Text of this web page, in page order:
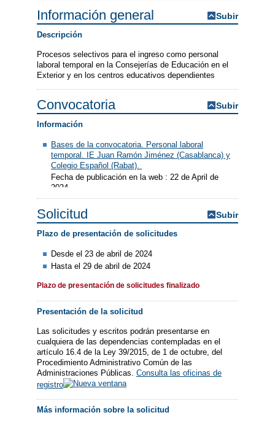
Información general Subir
Descripción
Procesos selectivos para el ingreso como personal
laboral temporal en la Consejerías de Educación en el
Exterior y en los centros educativos dependientes
Convocatoria Subir
Información
Bases de la convocatoria. Personal laboral
temporal. IE Juan Ramón Jiménez (Casablanca) y
Colegio Español (Rabat).
Fecha de publicación en la web : 22 de April de
2024
Solicitud Subir
Plazo de presentación de solicitudes
Desde el 23 de abril de 2024
Hasta el 29 de abril de 2024
Plazo de presentación de solicitudes finalizado
Presentación de la solicitud
Las solicitudes y escritos podrán presentarse en
cualquiera de las dependencias contempladas en el
artículo 16.4 de la Ley 39/2015, de 1 de octubre, del
Procedimiento Administrativo Común de las
Administraciones Públicas. Consulta las oficinas de
registro
Más información sobre la solicitud